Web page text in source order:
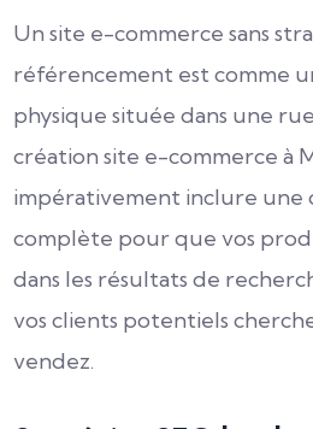
Un site e-commerce sans
référencement est comme
physique située dans une
création site e-commerce à
impérativement inclure une
complète pour que vos
dans les résultats de
vos clients potentiels
vendez.